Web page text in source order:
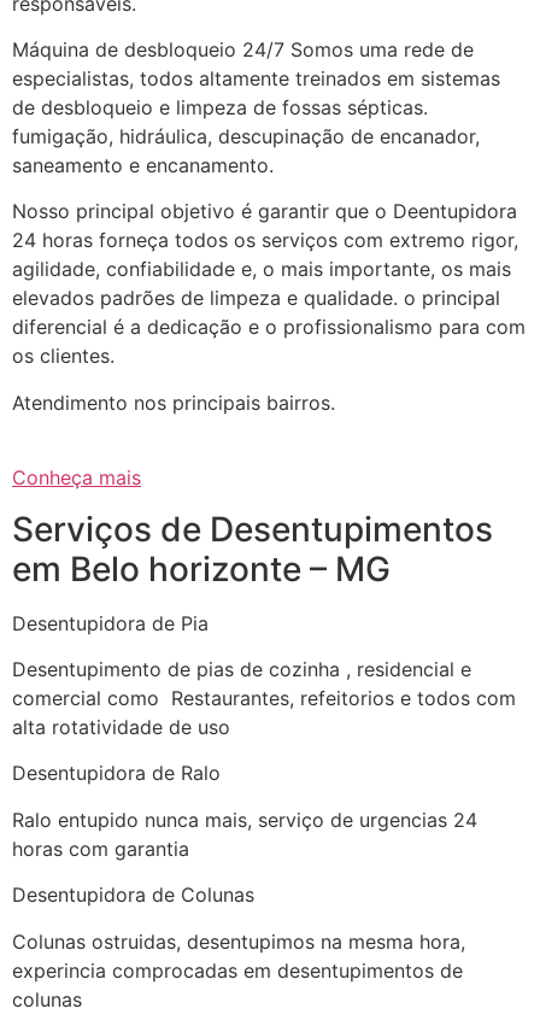
Máquina de desbloqueio 24/7 Somos uma rede de
especialistas, todos altamente treinados em sistemas
de desbloqueio e limpeza de fossas sépticas.
fumigação, hidráulica, descupinação de encanador,
saneamento e encanamento.
Nosso principal objetivo é garantir que o Deentupidora
24 horas forneça todos os serviços com extremo rigor,
agilidade, confiabilidade e, o mais importante, os mais
elevados padrões de limpeza e qualidade. o principal
diferencial é a dedicação e o profissionalismo para com
os clientes.
Atendimento nos principais bairros.
Conheça mais
Serviços de Desentupimentos
em Belo horizonte – MG
Desentupidora de Pia
Desentupimento de pias de cozinha , residencial e
comercial como Restaurantes, refeitorios e todos com
alta rotatividade de uso
Desentupidora de Ralo
Ralo entupido nunca mais, serviço de urgencias 24
horas com garantia
Desentupidora de Colunas
Colunas ostruidas, desentupimos na mesma hora,
experincia comprocadas em desentupimentos de
colunas